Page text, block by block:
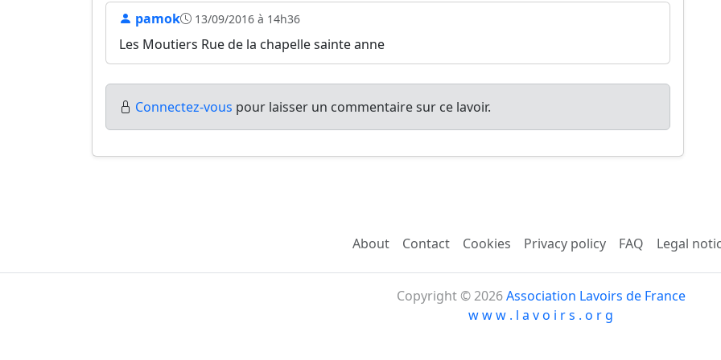
pamok 13/09/2016 à 14h36
Les Moutiers Rue de la chapelle sainte anne
Connectez-vous pour laisser un commentaire sur ce lavoir.
About Contact Cookies Privacy policy FAQ Legal
Copyright © 2026Association Lavoirs de France
w w w . l a v o i r s . o r g